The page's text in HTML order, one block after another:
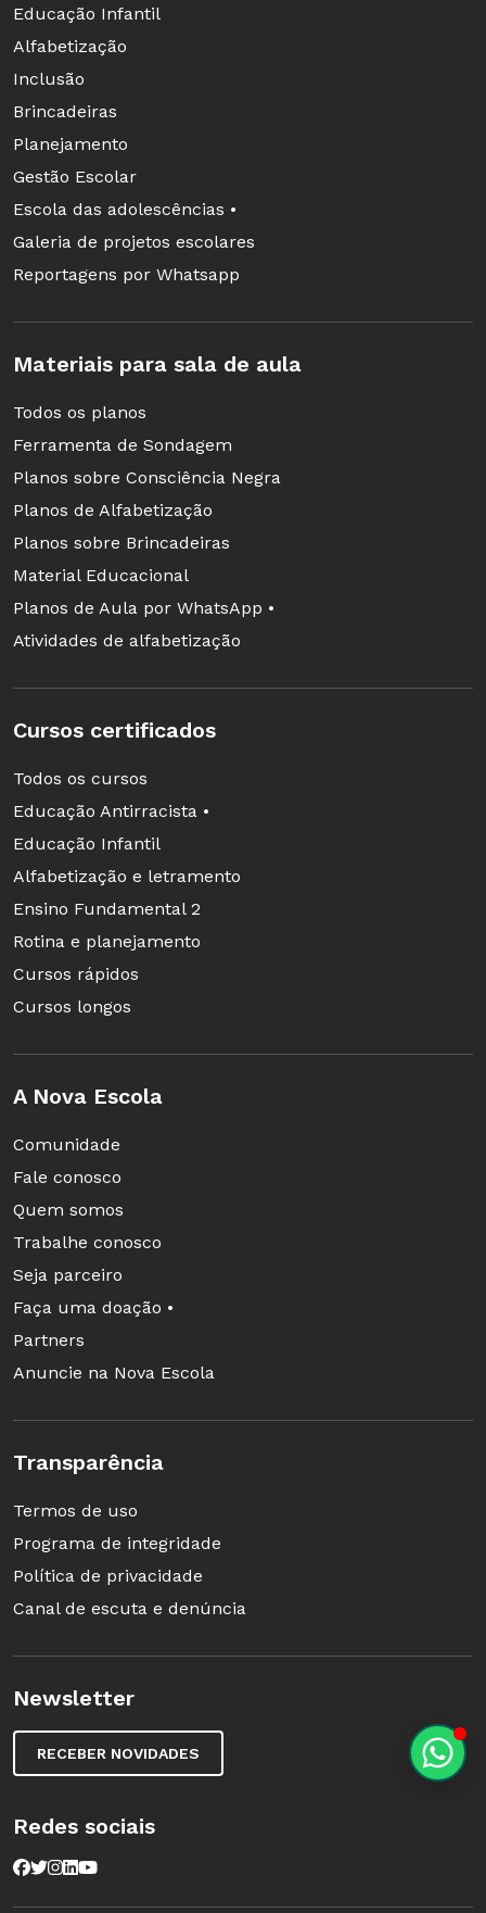
Educação Infantil
Alfabetização
Inclusão
Brincadeiras
Planejamento
Gestão Escolar
Escola das adolescências •
Galeria de projetos escolares
Reportagens por Whatsapp
Materiais para sala de aula
Todos os planos
Ferramenta de Sondagem
Planos sobre Consciência Negra
Planos de Alfabetização
Planos sobre Brincadeiras
Material Educacional
Planos de Aula por WhatsApp •
Atividades de alfabetização
Cursos certificados
Todos os cursos
Educação Antirracista •
Educação Infantil
Alfabetização e letramento
Ensino Fundamental 2
Rotina e planejamento
Cursos rápidos
Cursos longos
A Nova Escola
Comunidade
Fale conosco
Quem somos
Trabalhe conosco
Seja parceiro
Faça uma doação •
Partners
Anuncie na Nova Escola
Transparência
Termos de uso
Programa de integridade
Política de privacidade
Canal de escuta e denúncia
Newsletter
RECEBER NOVIDADES
Redes sociais